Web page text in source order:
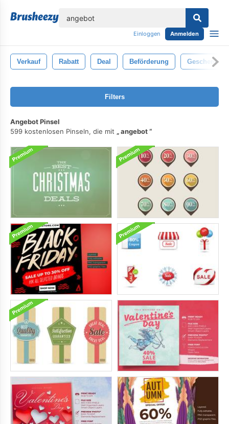
Einloggen Anmelden
Verkauf Rabatt Deal Beförderung Geschenk
Filters
Angebot Pinsel
599 kostenlosen Pinseln, die mit
angebot